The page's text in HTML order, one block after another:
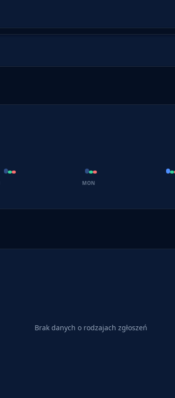
MON
Brak danych o rodzajach zgłoszeń